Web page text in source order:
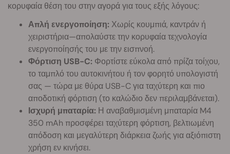
κορυφαία θέση του στην αγορά για τους εξής λόγους:
Απλή ενεργοποίηση: Χωρίς κουμπιά, καντράν ή
χειριστήρια—απολαύστε την κορυφαία τεχνολογία
ενεργοποίησής του με την εισπνοή.
Φόρτιση USB-C: Φορτίστε εύκολα από πρίζα τοίχου,
το ταμπλό του αυτοκινήτου ή τον φορητό υπολογιστή
σας — τώρα με θύρα USB-C για ταχύτερη και πιο
αποδοτική φόρτιση (το καλώδιο δεν περιλαμβάνεται).
Ισχυρή μπαταρία: Η αναβαθμισμένη μπαταρία M4
350 mAh προσφέρει ταχύτερη φόρτιση, βελτιωμένη
απόδοση και μεγαλύτερη διάρκεια ζωής για αξιόπιστη
χρήση εν κινήσει.